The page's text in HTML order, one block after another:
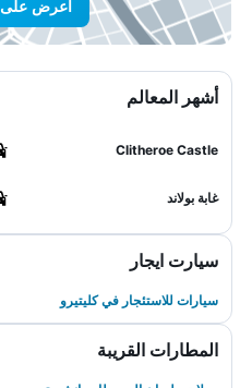
اعرض على
أشهر المعالم
Clitheroe Castle
غابة بولاند
سيارت ايجار
سيارات للاستئجار في كليتيرو
المطارات القريبة